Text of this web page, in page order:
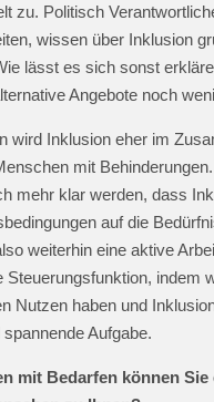
zu. Politisch
wissen über Inklusion
lässt es sich sonst
Angebote noch
wird Inklusion eher im
mit Behinderungen.
mehr klar werden, dass
auf die
weiterhin eine aktive
indem
Nutzen haben und
Aufgabe.
mit Bedarfen können